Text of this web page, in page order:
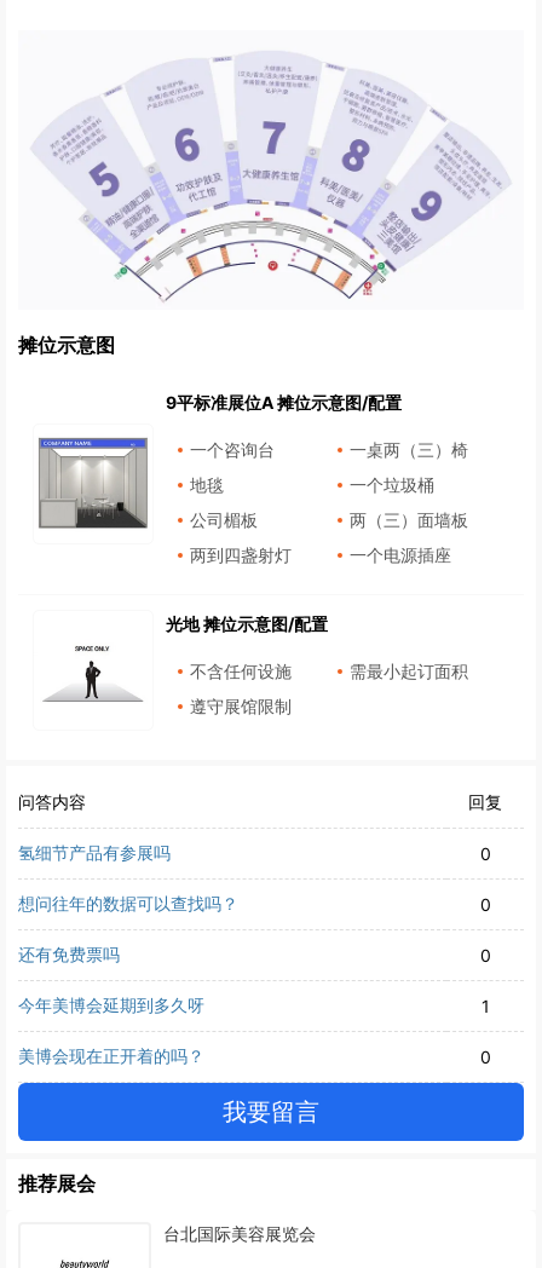
摊位示意图
9平标准展位A 摊位示意图/配置
一个咨询台
一桌两（三）椅
地毯
一个垃圾桶
公司楣板
两（三）面墙板
两到四盏射灯
一个电源插座
光地 摊位示意图/配置
不含任何设施
需最小起订面积
遵守展馆限制
问答内容 回复
氢细节产品有参展吗 0
想问往年的数据可以查找吗？ 0
还有免费票吗 0
今年美博会延期到多久呀 1
美博会现在正开着的吗？ 0
我要留言
推荐展会
台北国际美容展览会